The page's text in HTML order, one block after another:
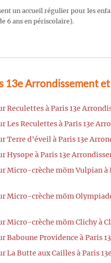
un accueil régulier pour les
6 ans en périscolaire).
13e Arrondissement
à Paris 13e
Reculettes à Paris 13e
Terre d'éveil à Paris 13e
à Paris 13e
Micro-crèche möm Vulpian à
Micro-crèche möm
Micro-crèche möm Clichy à
Providence à Paris
Butte aux Cailles à Paris